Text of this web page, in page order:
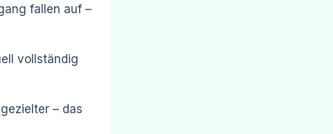
fallen auf –
vollständig
– das